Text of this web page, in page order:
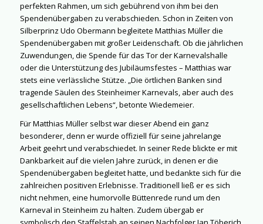
perfekten Rahmen, um sich gebührend von ihm bei den
Spendenübergaben zu verabschieden. Schon in Zeiten von
Silberprinz Udo Obermann begleitete Matthias Müller die
Spendenübergaben mit großer Leidenschaft. Ob die jährlichen
Zuwendungen, die Spende für das Tor der Karnevalshalle
oder die Unterstützung des Jubiläumsfestes – Matthias war
stets eine verlässliche Stütze. „Die örtlichen Banken sind
tragende Säulen des Steinheimer Karnevals, aber auch des
gesellschaftlichen Lebens“, betonte Wiedemeier.
Für Matthias Müller selbst war dieser Abend ein ganz
besonderer, denn er wurde offiziell für seine jahrelange
Arbeit geehrt und verabschiedet. In seiner Rede blickte er mit
Dankbarkeit auf die vielen Jahre zurück, in denen er die
Spendenübergaben begleitet hatte, und bedankte sich für die
zahlreichen positiven Erlebnisse. Traditionell ließ er es sich
nicht nehmen, eine humorvolle Büttenrede rund um den
Karneval in Steinheim zu halten. Zudem übergab er